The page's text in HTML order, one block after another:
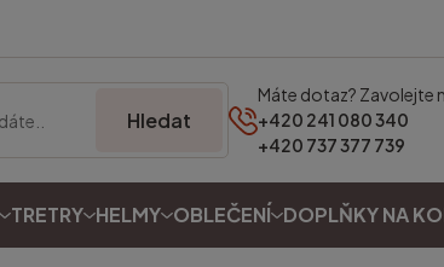
Hledat
Máte dotaz? Zavolejte
+420 241 080 340
+420 737 377 739
TRETRY HELMY OBLEČENÍ DOPLŇKY NA